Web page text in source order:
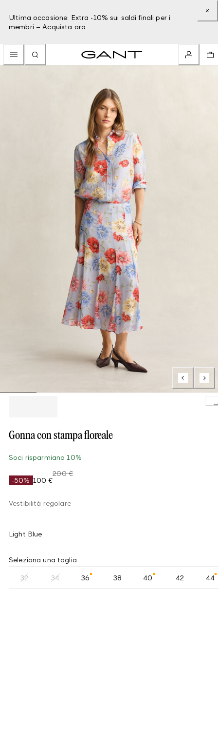
Ultima occasione: Extra -10% sui saldi finali per i
membri – Acquista ora
Gonna con stampa floreale
Soci risparmiano 10%
-50% 100 €
200 €
Vestibilità regolare
Light Blue
Seleziona una taglia
32 34 36 38 40 42 44